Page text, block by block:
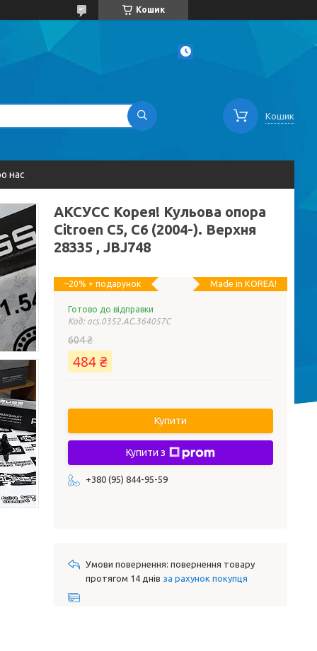
Кошик
Кошик
нас
AКСУСС Корея! Кульова опора
Citroen C5, C6 (2004-). Верхня
28335 , JBJ748
Made in KOREA!
–20%
Готово до відправки
Код: асs.0352.AC.364057C
604 ₴
484 ₴
Купити
Купити з
+380 (95) 844-95-59
повернення товару
протягом 14 днів за рахунок покупця